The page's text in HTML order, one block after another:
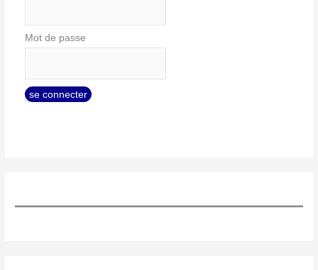
Mot de passe